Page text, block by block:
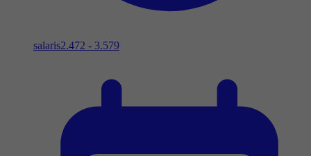
salaris2.472 - 3.579